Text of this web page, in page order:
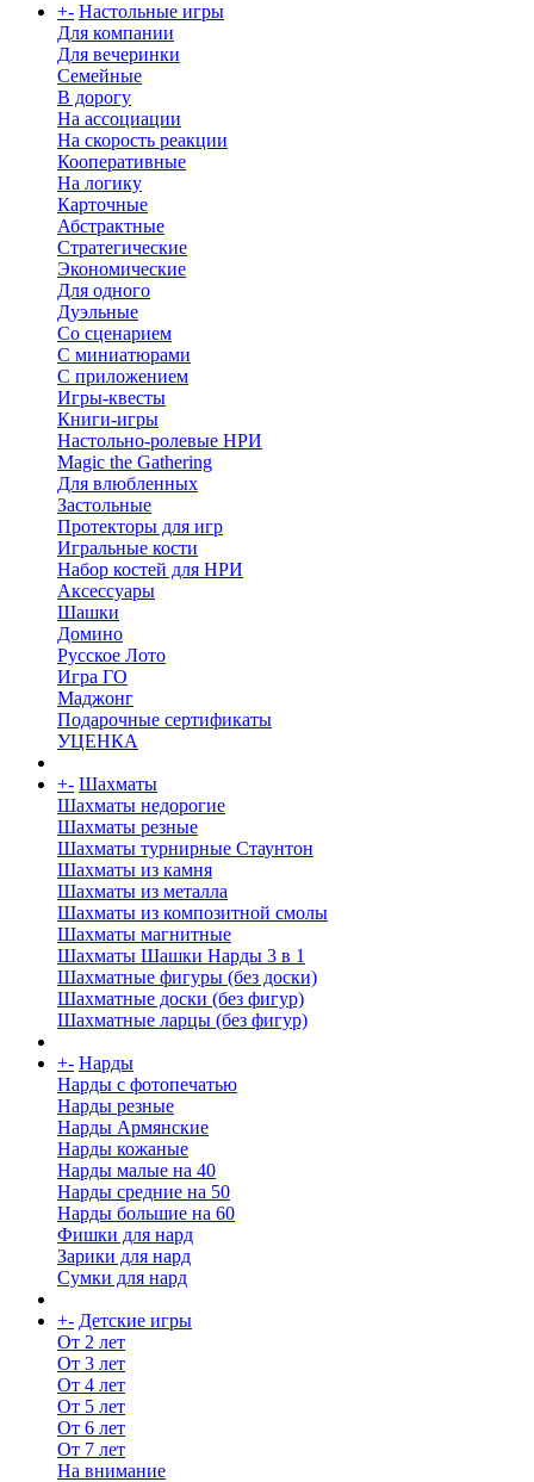
+- Настольные игры
Для компании
Для вечеринки
Семейные
В дорогу
На ассоциации
На скорость реакции
Кооперативные
На логику
Карточные
Абстрактные
Стратегические
Экономические
Для одного
Дуэльные
Со сценарием
С миниатюрами
С приложением
Игры-квесты
Книги-игры
Настольно-ролевые НРИ
Magic the Gathering
Для влюбленных
Застольные
Протекторы для игр
Игральные кости
Набор костей для НРИ
Аксессуары
Шашки
Домино
Русское Лото
Игра ГО
Маджонг
Подарочные сертификаты
УЦЕНКА
+- Шахматы
Шахматы недорогие
Шахматы резные
Шахматы турнирные Стаунтон
Шахматы из камня
Шахматы из металла
Шахматы из композитной смолы
Шахматы магнитные
Шахматы Шашки Нарды 3 в 1
Шахматные фигуры (без доски)
Шахматные доски (без фигур)
Шахматные ларцы (без фигур)
+- Нарды
Нарды с фотопечатью
Нарды резные
Нарды Армянские
Нарды кожаные
Нарды малые на 40
Нарды средние на 50
Нарды большие на 60
Фишки для нард
Зарики для нард
Сумки для нард
+- Детские игры
От 2 лет
От 3 лет
От 4 лет
От 5 лет
От 6 лет
От 7 лет
На внимание